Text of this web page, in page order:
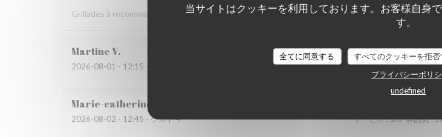
当サイトはクッキーを利用しております。お客様自身
す。
全てに同意する すべてのクッキーを拒否
プライバシーポリ
undefined
Grillades à recommander
MartineV
2026-08-01 - 12:15 - ゲスト 2 サービス:5/5 雰囲気:4
Marie-catherine
2026-08-02 - 12:45 - ゲスト 4 サービス:5/5 雰囲気:5